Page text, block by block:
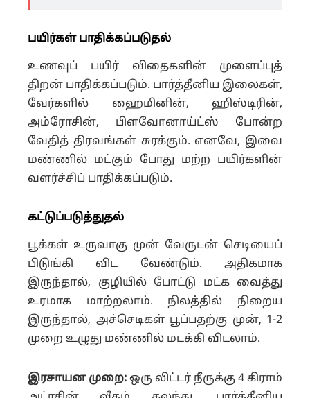
பயிர்கள் பாதிக்கப்படுதல்
உணவுப் பயிர் விதைகளின் முளைப்புத்
திறன் பாதிக்கப்படும். பார்த்தீனிய இலைகள்,
வேர்களில் ஹைமினின், ஹிஸ்டிரின்,
அம்ரோசின், பிளவோனாய்ட்ஸ் போன்ற
வேதித் திரவங்கள் சுரக்கும். எனவே, இவை
மண்ணில் மட்கும் போது மற்ற பயிர்களின்
வளர்ச்சிப் பாதிக்கப்படும்.
கட்டுப்படுத்துதல்
பூக்கள் உருவாகு முன் வேருடன் செடியைப்
பிடுங்கி விட வேண்டும். அதிகமாக
இருந்தால், குழியில் போட்டு மட்க வைத்து
உரமாக மாற்றலாம். நிலத்தில் நிறைய
இருந்தால், அச்செடிகள் பூப்பதற்கு முன், 1-2
முறை உழுது மண்ணில் மடக்கி விடலாம்.
இரசாயன முறை: ஒரு லிட்டர் நீருக்கு 4 கிராம்